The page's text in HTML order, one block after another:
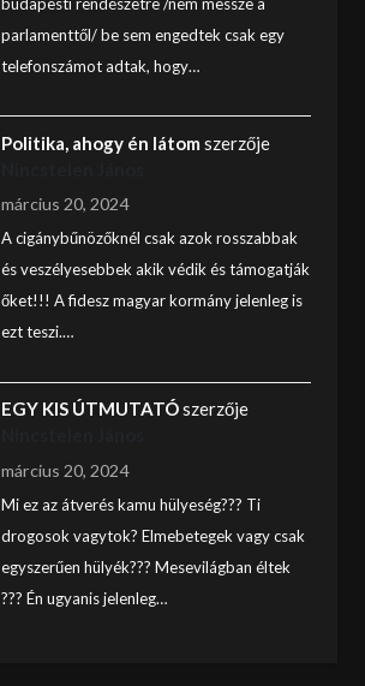
parlamenttől/ be sem engedtek csak egy
telefonszámot adtak, hogy…
Politika, ahogy én látom szerzője
március 20, 2024
A cigánybűnözőknél csak azok rosszabbak
és veszélyesebbek akik védik és támogatják
őket!!! A fidesz magyar kormány jelenleg is
ezt teszi.…
EGY KIS ÚTMUTATÓszerzője
március 20, 2024
Mi ez az átverés kamu hülyeség??? Ti
drogosok vagytok? Elmebetegek vagy csak
egyszerűen hülyék??? Mesevilágban éltek
??? Én ugyanis jelenleg…